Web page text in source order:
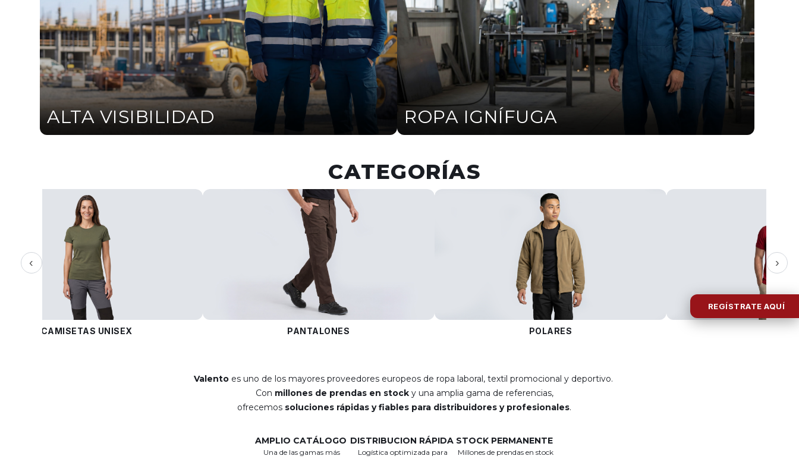
ALTA VISIBILIDAD ROPA IGNÍFUGA
CATEGORÍAS
‹
CAMISETAS UNISEX PANTALONES POLARES
›
Valento es uno de los mayores proveedores europeos de ropa laboral, textil promocional y deportivo.
Con millones de prendas en stocky una amplia gama de referencias,
ofrecemos soluciones rápidas y fiables para distribuidores y profesionales.
AMPLIO CATÁLOGO
Una de las gamas más
DISTRIBUCION RÁPIDA
Logística optimizada para
STOCK PERMANENTE
Millones de prendas en stock
REGÍSTRATE AQUÍ